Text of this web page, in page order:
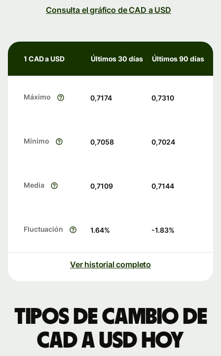
Consulta el gráfico de CAD a USD
1 CAD a USD Últimos 30 días Últimos 90 días
Máximo 0,7174 0,7310
Mínimo 0,7058 0,7024
Media 0,7109 0,7144
Fluctuación 1.64% -1.83%
Ver historial completo
Tipos de cambio de
CAD a USD hoy